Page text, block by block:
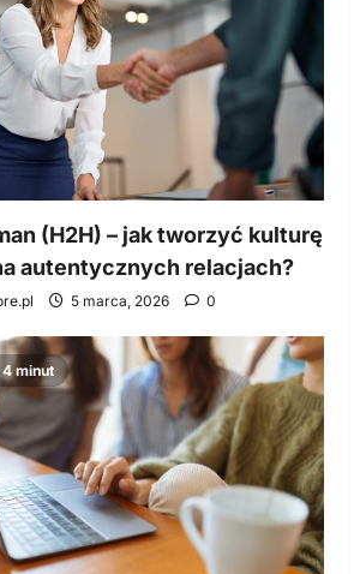
(H2H) – jak tworzyć kulturę
autentycznych relacjach?
5 marca, 2026 0
minut